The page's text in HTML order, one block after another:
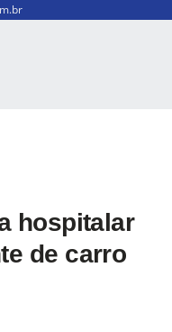
hospitalar
de carro